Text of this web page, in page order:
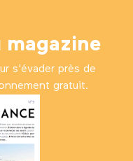
magazine
s'évader près de
gratuit.